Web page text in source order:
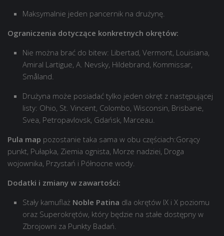
Maksymalnie jeden pancernik na drużynę.
Ograniczenia dotyczące konkretnych okrętów:
Nie można brać do bitew: Libertad, Vermont, Louisiana,
Amiral Lartigue, A. Nevsky, Hildebrand, Kommissar,
Småland.
Drużyna może posiadać tylko jeden okręt z następującej
listy: Ohio, St. Vincent, Colombo, Wisconsin, Brisbane,
Svea, Petropavlovsk, Gdańsk, Marceau.
Pula map pozostanie taka sama w obu częściach:Gorący
punkt, Pułapka, Ziemia ognista, Morze nadziei, Droga
wojownika, Przystań i Północne wody.
Dodatki i zmiany w zawartości:
Stały kamuflaż Noble Patina dla okrętów IX i X poziomu
oraz Superokrętów, który będzie na stałe dostępny w
Zbrojowni za Punkty Badań.